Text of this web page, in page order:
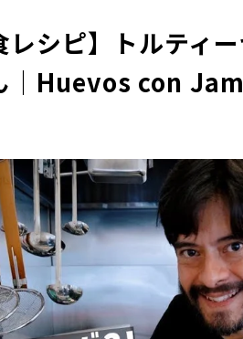
レシピ】トルティ
｜Huevos con